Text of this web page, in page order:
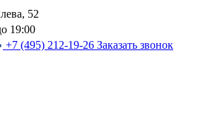
52
19:00
+7 (495) 212-19-26 Заказать звонок